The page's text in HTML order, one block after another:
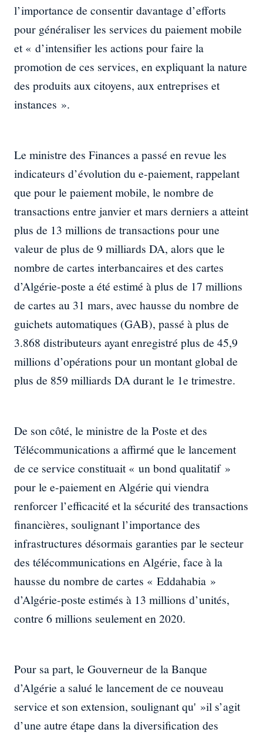
l’importance de consentir davantage d’efforts
pour généraliser les services du paiement mobile
et « d’intensifier les actions pour faire la
promotion de ces services, en expliquant la nature
des produits aux citoyens, aux entreprises et
instances ».
Le ministre des Finances a passé en revue les
indicateurs d’évolution du e-paiement, rappelant
que pour le paiement mobile, le nombre de
transactions entre janvier et mars derniers a atteint
plus de 13 millions de transactions pour une
valeur de plus de 9 milliards DA, alors que le
nombre de cartes interbancaires et des cartes
d’Algérie-poste a été estimé à plus de 17 millions
de cartes au 31 mars, avec hausse du nombre de
guichets automatiques (GAB), passé à plus de
3.868 distributeurs ayant enregistré plus de 45,9
millions d’opérations pour un montant global de
plus de 859 milliards DA durant le 1e trimestre.
De son côté, le ministre de la Poste et des
Télécommunications a affirmé que le lancement
de ce service constituait « un bond qualitatif »
pour le e-paiement en Algérie qui viendra
renforcer l’efficacité et la sécurité des transactions
financières, soulignant l’importance des
infrastructures désormais garanties par le secteur
des télécommunications en Algérie, face à la
hausse du nombre de cartes « Eddahabia »
d’Algérie-poste estimés à 13 millions d’unités,
contre 6 millions seulement en 2020.
Pour sa part, le Gouverneur de la Banque
d’Algérie a salué le lancement de ce nouveau
service et son extension, soulignant qu' »il s’agit
d’une autre étape dans la diversification des